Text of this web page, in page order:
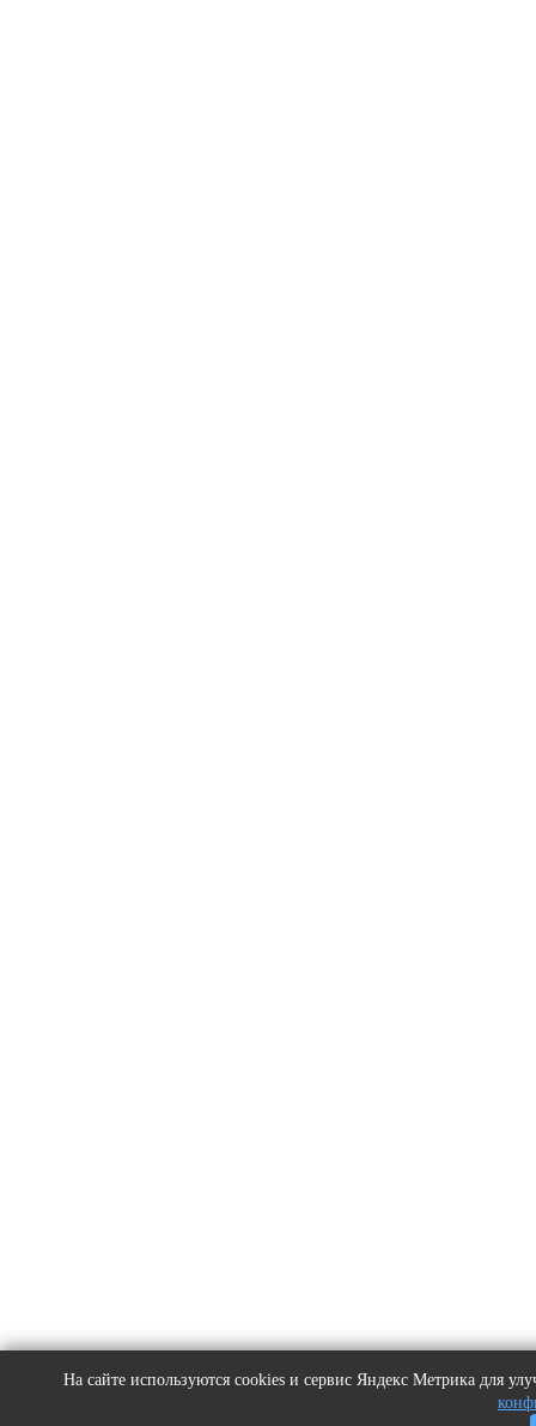
На сайте используются cookies и сервис Яндекс Метрика для